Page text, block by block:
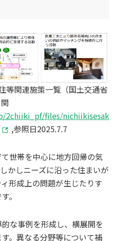
等関連施策一覧（国土交通省
関
files/nichiikisesak
,参照日2025.7.7
世帯を中心に地方回帰の気
かしニーズに沿った住まいが
形成上の問題が生じたりす
。
な事例を形成し、横展開を
。異なる分野等について補